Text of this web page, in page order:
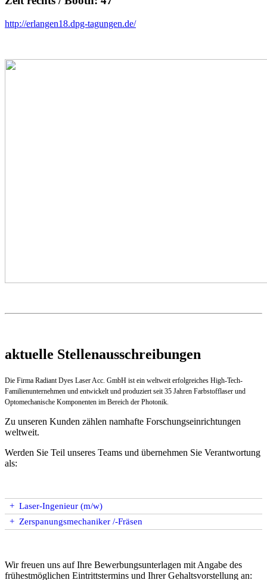
http://erlangen18.dpg-tagungen.de/
aktuelle Stellenausschreibungen
Die Firma Radiant Dyes Laser Acc. GmbH ist ein weltweit erfolgreiches High-Tech-
Familienunternehmen und entwickelt und produziert seit 35 Jahren Farbstofflaser und
Optomechanische Komponenten im Bereich der Photonik.
Zu unseren Kunden zählen namhafte Forschungseinrichtungen
weltweit.
Werden Sie Teil unseres Teams und übernehmen Sie Verantwortung
als:
+ Laser-Ingenieur (m/w)
+ Zerspanungsmechaniker /-Fräsen
Wir freuen uns auf Ihre Bewerbungsunterlagen mit Angabe des
frühestmöglichen Eintrittstermins und Ihrer Gehaltsvorstellung an: